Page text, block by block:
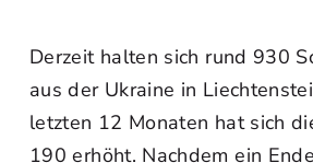
Derzeit halten sich rund 930
aus der Ukraine in
letzten 12 Monaten hat sich
190 erhöht. Nachdem ein